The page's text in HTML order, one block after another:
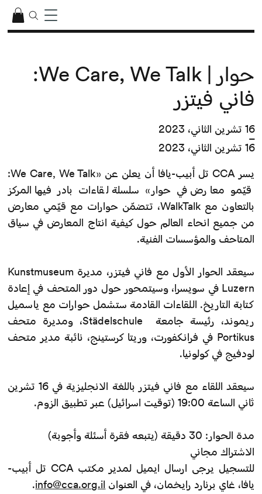
يسر CCA تل أبيب-يافا أن يعلن عن «We Care, We Talk:
قيّمو معارض في حوار» سلسلة لقاءات بادر فيها المركز
بالتعاون مع WalkTalk، تتضمّن حوارات مع قيّمي معارض
من جميع انحاء العالم حول كيفية انتاج المعارض في سياق
المتاحف والمؤسسات الفنية.
سيعقد الحوار الأول مع فاني فيتزر، مديرة Kunstmuseum
Luzern في سويسرا، وسيتمحور حول دور المتحف في إعادة
كتابة التاريخ. اللقاءات القادمة ستشمل حوارات مع ياسميل
ريموند، رئيسة جامعة Städelschule، ومديرة متحف
Portikus في فرانكفورت، وريتا كرستينج، نائبة مدير متحف
لودفيج في كولونيا.
سيعقد اللقاء مع فاني فيتزر باللغة الانجليزية في 16 تشرين
ثاني الساعة 19:00 (توقيت اسرائيل) عبر تطبيق الزوم.
مدة الحوار: 30 دقيقة (يتبعه فقرة أسئلة وأجوبة)
الاشتراك مجاني
للتسجيل يرجى ارسال ايميل لمدير مكتب CCA تل أبيب-
يافا، غاي برنارد رايخمان، في العنوان info@cca.org.il
.
حوار | We Care, We Talk:
فاني فيتزر
–
16 تشرين الثاني، 2023
16 تشرين الثاني، 2023